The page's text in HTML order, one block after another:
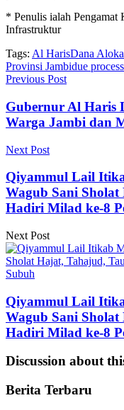
* Penulis ialah Pengamat
Infrastruktur
Tags: Al HarisDana
Provinsi Jambidue
Previous Post
Gubernur Al Haris
Warga Jambi dan
Next Post
Qiyammul Lail
Wagub Sani
Hadiri Milad ke-8
Next Post
Qiyammul Lail
Wagub Sani
Hadiri Milad ke-8
Discussion about
Berita Terbaru